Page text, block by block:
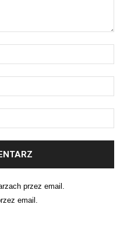
przez email.
email.